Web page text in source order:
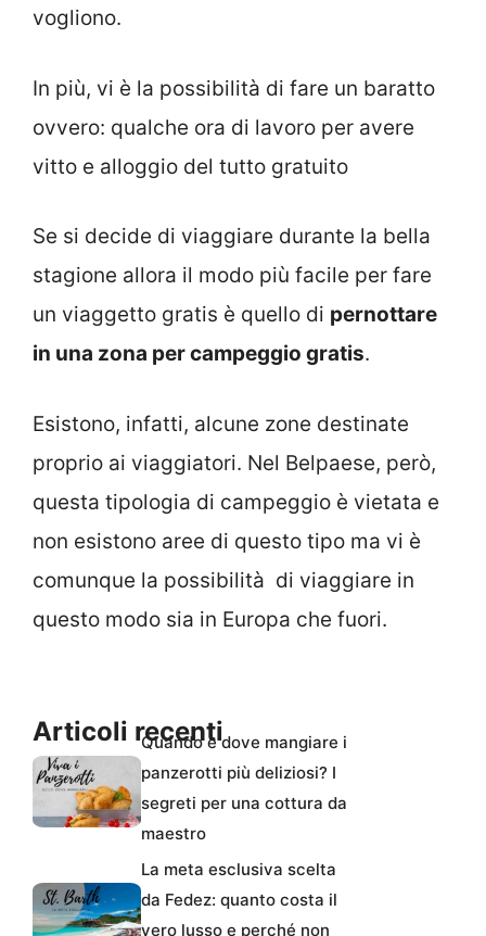
vogliono.
In più, vi è la possibilità di fare un baratto
ovvero: qualche ora di lavoro per avere
vitto e alloggio del tutto gratuito
Se si decide di viaggiare durante la bella
stagione allora il modo più facile per fare
un viaggetto gratis è quello di pernottare
in una zona per campeggio gratis.
Esistono, infatti, alcune zone destinate
proprio ai viaggiatori. Nel Belpaese, però,
questa tipologia di campeggio è vietata e
non esistono aree di questo tipo ma vi è
comunque la possibilità di viaggiare in
questo modo sia in Europa che fuori.
Articoli recentiQuando e dove mangiare i
panzerotti più deliziosi? I
segreti per una cottura da
maestro
La meta esclusiva scelta
da Fedez: quanto costa il
vero lusso e perché non